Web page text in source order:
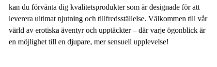
kan du förvänta dig kvalitetsprodukter som är designade för att
leverera ultimat njutning och tillfredsställelse. Välkommen till vår
värld av erotiska äventyr och upptäckter – där varje ögonblick är
en möjlighet till en djupare, mer sensuell upplevelse!